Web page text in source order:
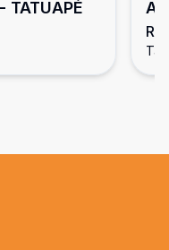
TATUAPÉ